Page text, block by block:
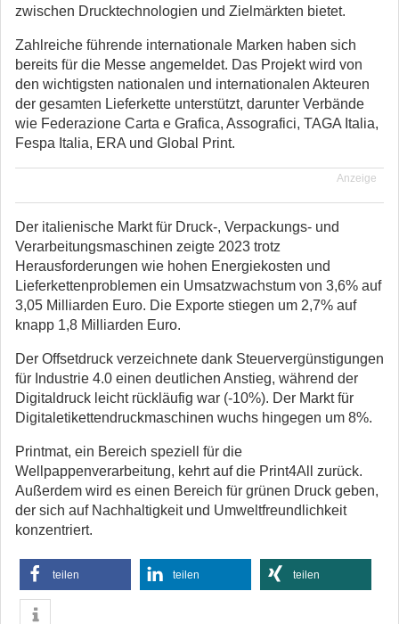
zwischen Drucktechnologien und Zielmärkten bietet.
Zahlreiche führende internationale Marken haben sich
bereits für die Messe angemeldet. Das Projekt wird von
den wichtigsten nationalen und internationalen Akteuren
der gesamten Lieferkette unterstützt, darunter Verbände
wie Federazione Carta e Grafica, Assografici, TAGA Italia,
Fespa Italia, ERA und Global Print.
Anzeige
Der italienische Markt für Druck-, Verpackungs- und
Verarbeitungsmaschinen zeigte 2023 trotz
Herausforderungen wie hohen Energiekosten und
Lieferkettenproblemen ein Umsatzwachstum von 3,6% auf
3,05 Milliarden Euro. Die Exporte stiegen um 2,7% auf
knapp 1,8 Milliarden Euro.
Der Offsetdruck verzeichnete dank Steuervergünstigungen
für Industrie 4.0 einen deutlichen Anstieg, während der
Digitaldruck leicht rückläufig war (-10%). Der Markt für
Digitaletikettendruckmaschinen wuchs hingegen um 8%.
Printmat, ein Bereich speziell für die
Wellpappenverarbeitung, kehrt auf die Print4All zurück.
Außerdem wird es einen Bereich für grünen Druck geben,
der sich auf Nachhaltigkeit und Umweltfreundlichkeit
konzentriert.
teilen teilen teilen